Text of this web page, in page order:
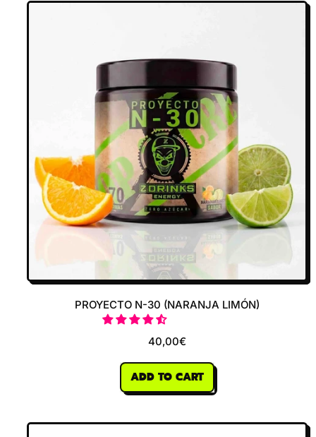
Summer
PROYECTO N-30 (NARANJA LIMÓN)
40,00€
REGULAR PRICE
ADD TO CART
,
N-